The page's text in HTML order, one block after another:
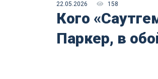
22.05.2026 158
Кого
Паркер, в